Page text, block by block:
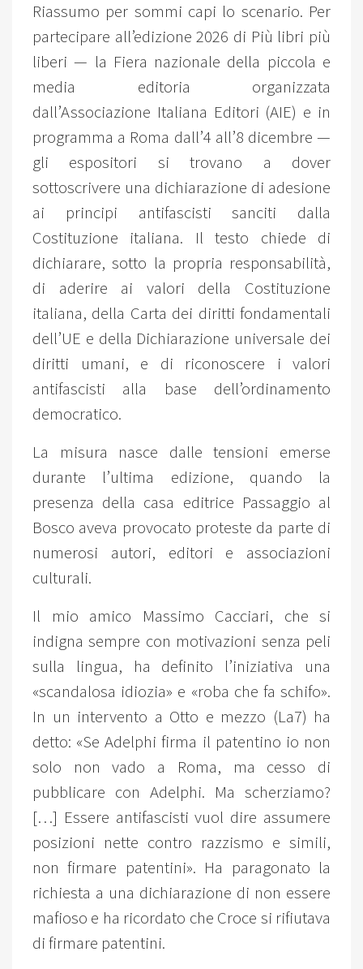
Riassumo per sommi capi lo scenario. Per
partecipare all’edizione 2026 di Più libri più
liberi — la Fiera nazionale della piccola e
media editoria organizzata
dall’Associazione Italiana Editori (AIE) e in
programma a Roma dall’4 all’8 dicembre —
gli espositori si trovano a dover
sottoscrivere una dichiarazione di adesione
ai principi antifascisti sanciti dalla
Costituzione italiana. Il testo chiede di
dichiarare, sotto la propria responsabilità,
di aderire ai valori della Costituzione
italiana, della Carta dei diritti fondamentali
dell’UE e della Dichiarazione universale dei
diritti umani, e di riconoscere i valori
antifascisti alla base dell’ordinamento
democratico.
La misura nasce dalle tensioni emerse
durante l’ultima edizione, quando la
presenza della casa editrice Passaggio al
Bosco aveva provocato proteste da parte di
numerosi autori, editori e associazioni
culturali.
Il mio amico Massimo Cacciari, che si
indigna sempre con motivazioni senza peli
sulla lingua, ha definito l’iniziativa una
«scandalosa idiozia» e «roba che fa schifo».
In un intervento a Otto e mezzo (La7) ha
detto: «Se Adelphi firma il patentino io non
solo non vado a Roma, ma cesso di
pubblicare con Adelphi. Ma scherziamo?
[…] Essere antifascisti vuol dire assumere
posizioni nette contro razzismo e simili,
non firmare patentini». Ha paragonato la
richiesta a una dichiarazione di non essere
mafioso e ha ricordato che Croce si rifiutava
di firmare patentini.